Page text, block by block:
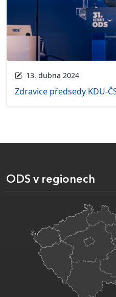
13. dubna 2024
Zdravice předsedy KDU-
ODS v regionech